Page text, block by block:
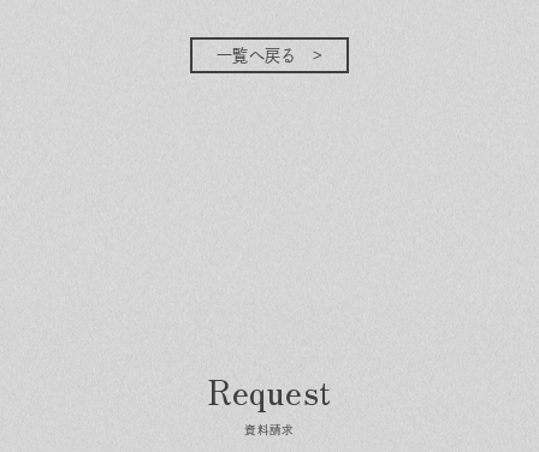
一覧へ戻る
資料請求